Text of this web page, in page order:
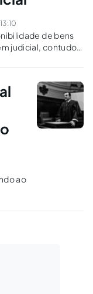
de bens
judicial, contudo,
ao